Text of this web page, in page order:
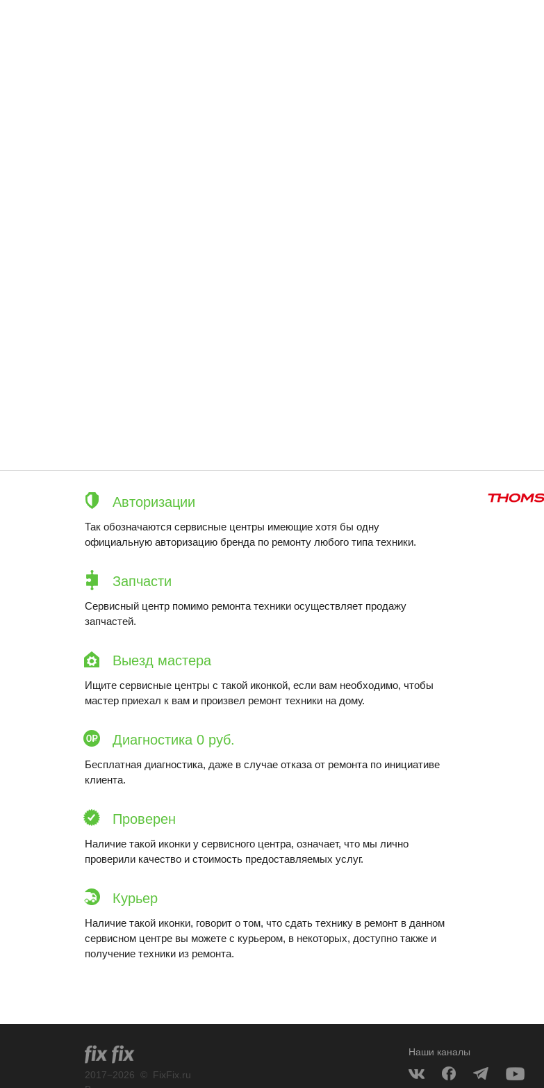
Авторизации
Так обозначаются сервисные центры имеющие хотя бы одну
официальную авторизацию бренда по ремонту любого типа техники.
Запчасти
Сервисный центр помимо ремонта техники осуществляет продажу
запчастей.
Выезд мастера
Ищите сервисные центры с такой иконкой, если вам необходимо, чтобы
мастер приехал к вам и произвел ремонт техники на дому.
Диагностика 0 руб.
Бесплатная диагностика, даже в случае отказа от ремонта по инициативе
клиента.
Проверен
Наличие такой иконки у сервисного центра, означает, что мы лично
проверили качество и стоимость предоставляемых услуг.
Курьер
Наличие такой иконки, говорит о том, что сдать технику в ремонт в данном
сервисном центре вы можете с курьером, в некоторых, доступно также и
получение техники из ремонта.
2017−2026 © FixFix.ru
Наши каналы